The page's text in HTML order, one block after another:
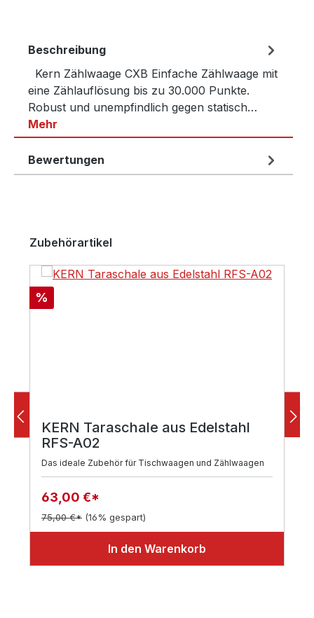
Beschreibung
Kern Zählwaage CXB Einfache Zählwaage mit
eine Zählauflösung bis zu 30.000 Punkte.
Robust und unempfindlich gegen statisch…
Mehr
Bewertungen
Produktgalerie überspringen
Zubehörartikel
Rabatt
%
KERN Taraschale aus Edelstahl
RFS-A02
Das ideale Zubehör für Tischwaagen und Zählwaagen
63,00 €*
75,00 €* (16% gespart)
In den Warenkorb